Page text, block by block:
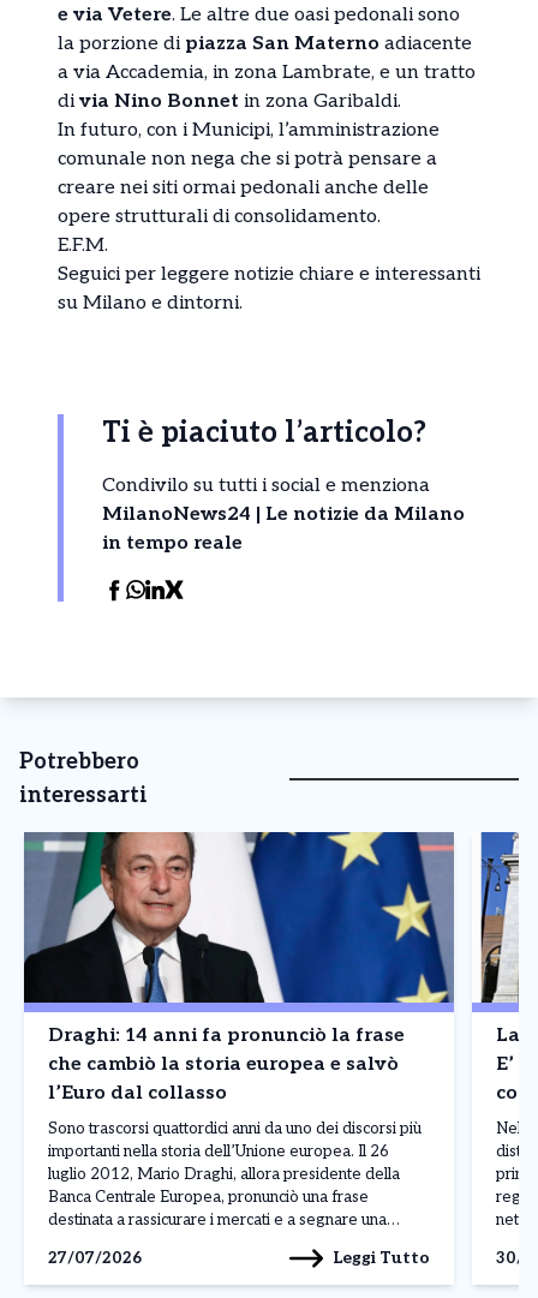
e via Vetere. Le altre due oasi pedonali sono
la porzione di piazza San Materno adiacente
a via Accademia, in zona Lambrate, e un tratto
di via Nino Bonnet in zona Garibaldi.
In futuro, con i Municipi, l’amministrazione
comunale non nega che si potrà pensare a
creare nei siti ormai pedonali anche delle
opere strutturali di consolidamento.
E.F.M.
Seguici per leggere notizie chiare e interessanti
su Milano e dintorni.
Ti è piaciuto l’articolo?
Condivilo su tutti i social e menziona
MilanoNews24 | Le notizie da Milano
in tempo reale
Potrebbero
interessarti
Draghi: 14 anni fa pronunciò la frase
che cambiò la storia europea e salvò
l’Euro dal collasso
Sono trascorsi quattordici anni da uno dei discorsi più
importanti nella storia dell’Unione europea. Il 26
luglio 2012, Mario Draghi, allora presidente della
Banca Centrale Europea, pronunciò una frase
destinata a rassicurare i mercati e a segnare una
mandato, la BCE è pronta a fare tutto il necessario […]
27/07/2026 Leggi Tutto
La
E’
Nel
30/